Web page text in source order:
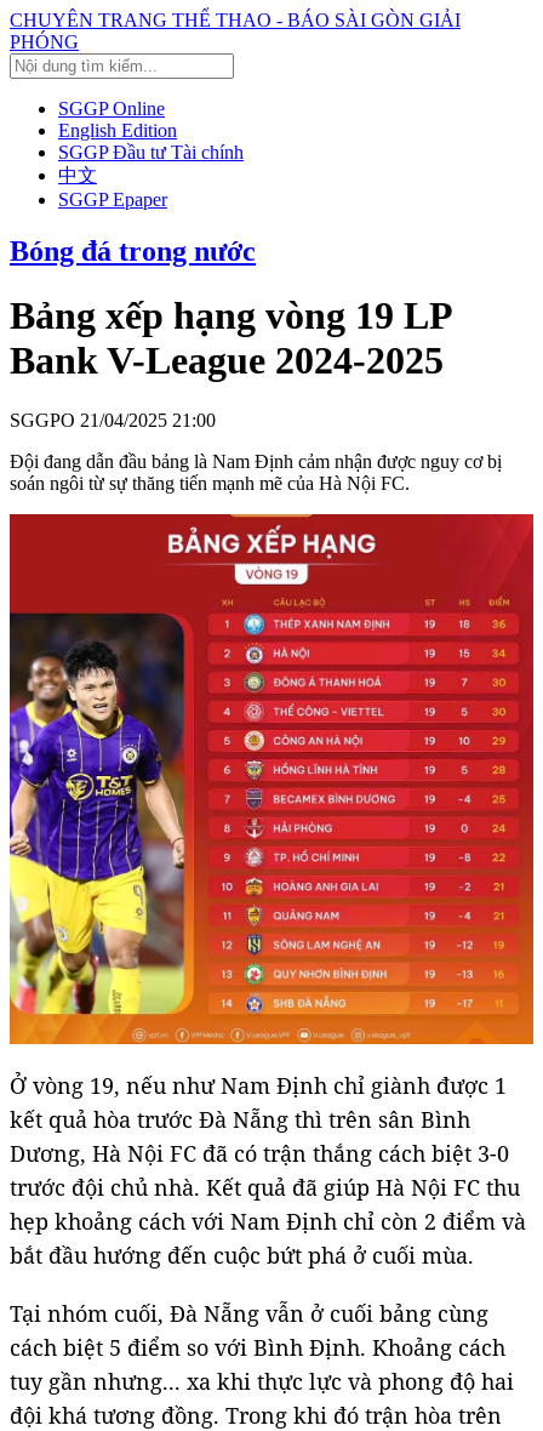
CHUYÊN TRANG THỂ THAO - BÁO SÀI GÒN GIẢI
PHÓNG
SGGP Online
English Edition
SGGP Đầu tư Tài chính
中文
SGGP Epaper
Bóng đá trong nước
Bảng xếp hạng vòng 19 LP
Bank V-League 2024-2025
SGGPO 21/04/2025 21:00
Đội đang dẫn đầu bảng là Nam Định cảm nhận được nguy cơ bị
soán ngôi từ sự thăng tiến mạnh mẽ của Hà Nội FC.
Ở vòng 19, nếu như Nam Định chỉ giành được 1
kết quả hòa trước Đà Nẵng thì trên sân Bình
Dương, Hà Nội FC đã có trận thắng cách biệt 3-0
trước đội chủ nhà. Kết quả đã giúp Hà Nội FC thu
hẹp khoảng cách với Nam Định chỉ còn 2 điểm và
bắt đầu hướng đến cuộc bứt phá ở cuối mùa.
Tại nhóm cuối, Đà Nẵng vẫn ở cuối bảng cùng
cách biệt 5 điểm so với Bình Định. Khoảng cách
tuy gần nhưng... xa khi thực lực và phong độ hai
đội khá tương đồng. Trong khi đó trận hòa trên